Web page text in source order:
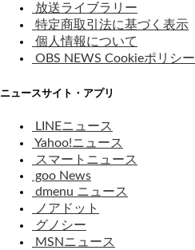
放送ライブラリー
特定商取引法に基づく表示
個人情報について
OBS NEWS Cookieポリシー
ニュースサイト・アプリ
LINEニュース
Yahoo!ニュース
スマートニュース
goo News
dmenu ニュース
ノアドット
グノシー
MSNニュース